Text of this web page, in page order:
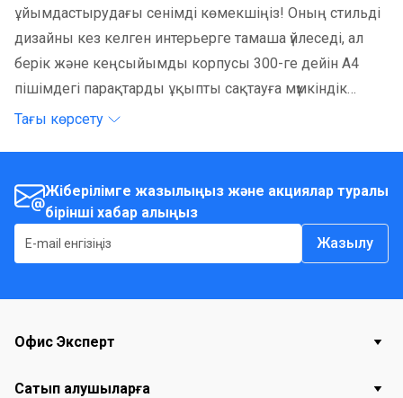
ұйымдастырудағы сенімді көмекшіңіз! Оның стильді
дизайны кез келген интерьерге тамаша үйлеседі, ал
берік және кеңсыйымды корпусы 300-ге дейін А4
пішімдегі парақтарды ұқыпты сақтауға мүмкіндік
береді. Науаларды бір-біріне орнату мүмкіндігі
сапалы полистиролдан жасалған.
Тағы көрсету
Жіберілімге жазылыңыз және акциялар туралы
бірінші хабар алыңыз
Жазылу
Офис Эксперт
Сатып алушыларға